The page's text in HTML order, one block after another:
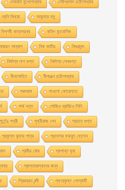
দেবারতি মুখােপাধ্যায় দেবীপ্রসাদ চট্টোপাধ্যায়
দ্যনি দিদরো নবকুমার বসু
বিপ্লবী কাব্যগ্রন্থ নাবিল মুহতাসিম
নারায়ণ সান্যাল নিক কার্টার নিগুরানন্দ
নির্মাল্য দাশ গুপ্ত নির্মাল্য সেনগুপ্ত
নীললােহিত নীলাঞ্জন চট্টোপাধ্যায়
পরশুরাম পাওলাে কোয়েলহাে
পার্থ দত্ত পােজিও ব্রাচ্চিও লিনি
পূর্ণেন্দু পত্রী পৃথ্বীরাজ সেন প্রচেত গুপ্ত
প্রফুল্ল কুমার পাত্র প্রফেসর মকবুল হােসেন
প্রবীর ঘােষ প্রশান্ত মৃধা
প্রাপ্তবয়স্কদের জন্য
প্রিয়ব্রত নন্দী প্ৰণয়কৃষ্ণ গোস্বামী